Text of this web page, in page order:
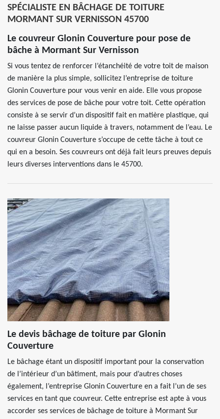
SPÉCIALISTE EN BÂCHAGE DE TOITURE
MORMANT SUR VERNISSON 45700
Le couvreur Glonin Couverture pour pose de
bâche à Mormant Sur Vernisson
Si vous tentez de renforcer l’étanchéité de votre toit de maison
de manière la plus simple, sollicitez l’entreprise de toiture
Glonin Couverture pour vous venir en aide. Elle vous propose
des services de pose de bâche pour votre toit. Cette opération
consiste à se servir d’un dispositif fait en matière plastique, qui
ne laisse passer aucun liquide à travers, notamment de l’eau. Le
couvreur Glonin Couverture s’occupe de cette tâche à tout ce
qui en a besoin. Ses couvreurs ont déjà fait leurs preuves depuis
leurs diverses interventions dans le 45700.
Le devis bâchage de toiture par Glonin
Couverture
Le bâchage étant un dispositif important pour la conservation
de l’intérieur d’un bâtiment, mais pour d’autres choses
également, l’entreprise Glonin Couverture en a fait l’un de ses
services en tant que couvreur. Cette entreprise est apte à vous
accorder ses services de bâchage de toiture à Mormant Sur